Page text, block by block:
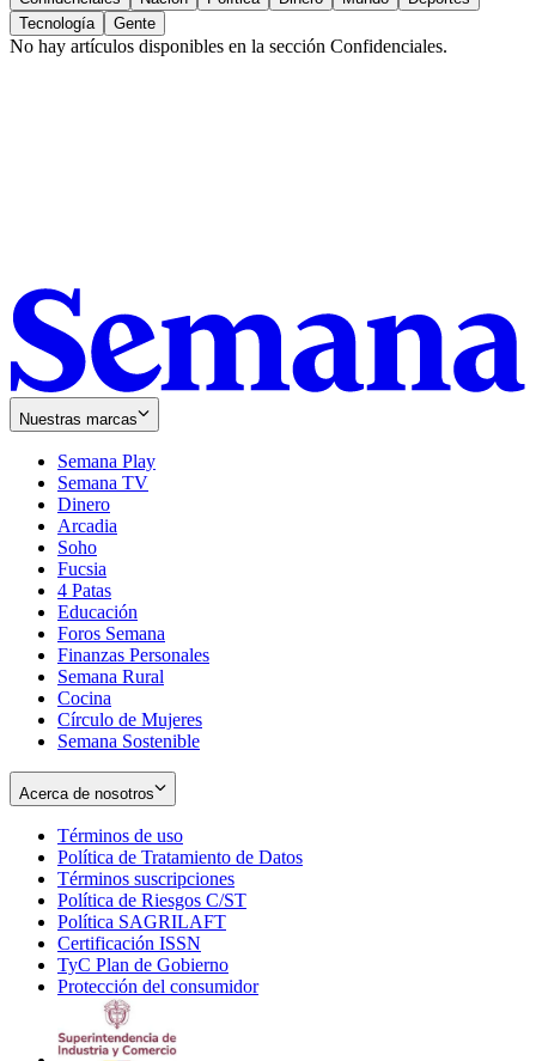
Tecnología
Gente
No hay artículos disponibles en la sección Confidenciales.
Nuestras marcas
Semana Play
Semana TV
Dinero
Arcadia
Soho
in
new
window
Fucsia
in
new
window
4 Patas
Educación
Foros Semana
Finanzas Personales
Semana Rural
Cocina
Círculo de Mujeres
Semana Sostenible
Acerca de nosotros
Términos de uso
in
new
window
Política de Tratamiento de Datos
Términos suscripciones
in
Política de Riesgos C/ST
Política SAGRILAFT
new
window
Certificación ISSN
in
new
TyC Plan de Gobierno
in
Protección del consumidorOpens